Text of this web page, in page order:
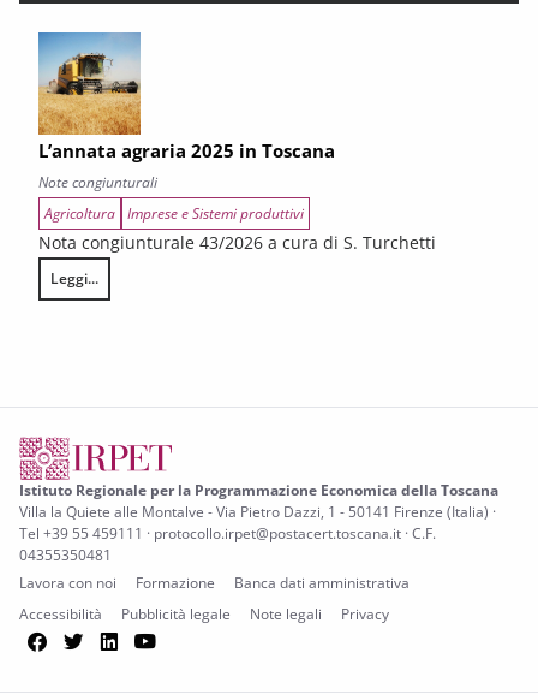
L’annata agraria 2025 in Toscana
Note congiunturali
Agricoltura Imprese e Sistemi produttivi
Nota congiunturale 43/2026 a cura di S. Turchetti
Leggi...
L’annata agraria 2025 in Toscana
Istituto Regionale per la Programmazione Economica della Toscana
Villa la Quiete alle Montalve - Via Pietro Dazzi, 1 - 50141 Firenze (Italia) ·
Tel +39 55 459111 · protocollo.irpet@postacert.toscana.it · C.F.
04355350481
Lavora con noi
Formazione
Banca dati amministrativa
Accessibilità
Pubblicità legale Note legali Privacy
Facebook
TwitterLinkedIn